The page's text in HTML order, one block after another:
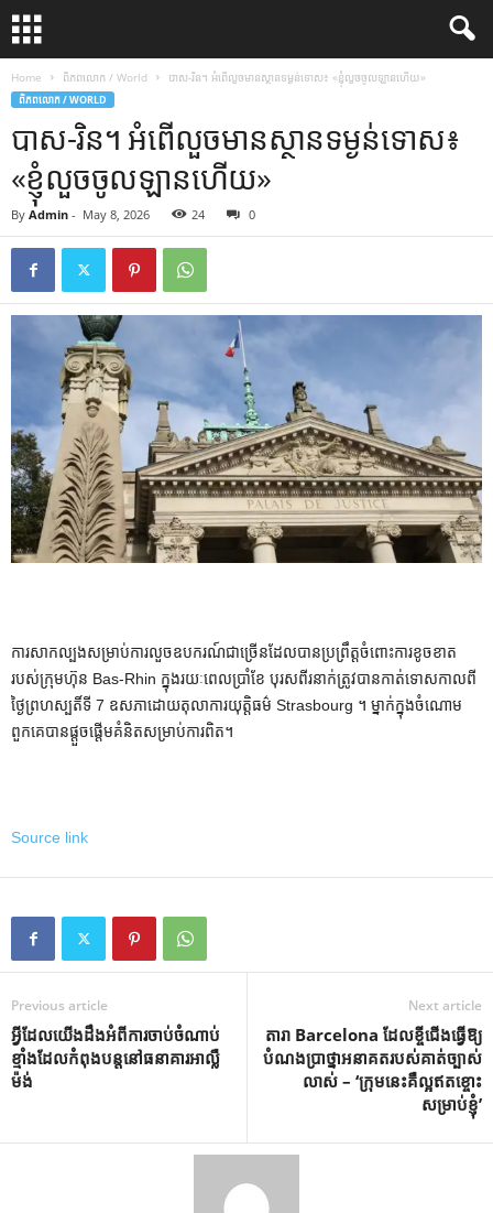
Home ពិភពលោក / World បាស-រិន។ អំពើ​លួច​មាន​ស្ថាន​ទម្ងន់​ទោស៖ «ខ្ញុំ​លួច​ចូល​ឡាន​ហើយ»
ពិភពលោក / WORLD
បាស-រិន។ អំពើ​លួច​មាន​ស្ថាន​ទម្ងន់​ទោស៖
«ខ្ញុំ​លួច​ចូល​ឡាន​ហើយ»
By Admin - May 8, 2026 24 0
ការសាកល្បងសម្រាប់ការលួចឧបករណ៍ជាច្រើនដែលបានប្រព្រឹត្តចំពោះការខូចខាត
របស់ក្រុមហ៊ុន Bas-Rhin ក្នុងរយៈពេលប្រាំខែ បុរសពីរនាក់ត្រូវបានកាត់ទោសកាលពី
ថ្ងៃព្រហស្បតិ៍ទី 7 ឧសភាដោយតុលាការយុត្តិធម៌ Strasbourg ។ ម្នាក់ក្នុងចំណោម
ពួកគេបានផ្តួចផ្តើមគំនិតសម្រាប់ការពិត។
Source link
Previous article
អ្វីដែលយើងដឹងអំពីការចាប់ចំណាប់
ខ្មាំងដែលកំពុងបន្តនៅធនាគារអាល្លឺ
ម៉ង់
Next article
តារា Barcelona ដែលខ្ចីជើងធ្វើឱ្យ
បំណងប្រាថ្នាអនាគតរបស់គាត់ច្បាស់
លាស់ – ‘ក្រុមនេះគឺល្អឥតខ្ចោះ
សម្រាប់ខ្ញុំ’